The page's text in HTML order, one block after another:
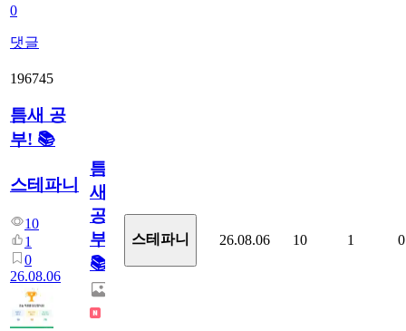
0
댓글
196745
틈새 공
부! 📚
스테파니
10
1
0
26.08.06
틈
새
공
부!
📚
스테파니 26.08.06 10 1 0